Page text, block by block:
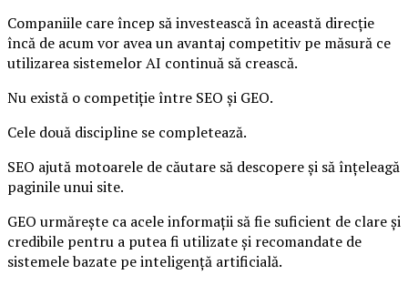
Companiile care încep să investească în această direcție
încă de acum vor avea un avantaj competitiv pe măsură ce
utilizarea sistemelor AI continuă să crească.
Nu există o competiție între SEO și GEO.
Cele două discipline se completează.
SEO ajută motoarele de căutare să descopere și să înțeleagă
paginile unui site.
GEO urmărește ca acele informații să fie suficient de clare și
credibile pentru a putea fi utilizate și recomandate de
sistemele bazate pe inteligență artificială.